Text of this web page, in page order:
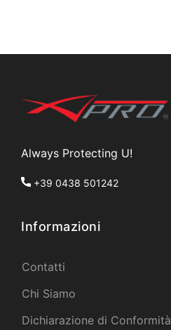
Always Protecting U!
+39 0438 501242
Informazioni
Contatti
Chi Siamo
Dichiarazione di Conformità